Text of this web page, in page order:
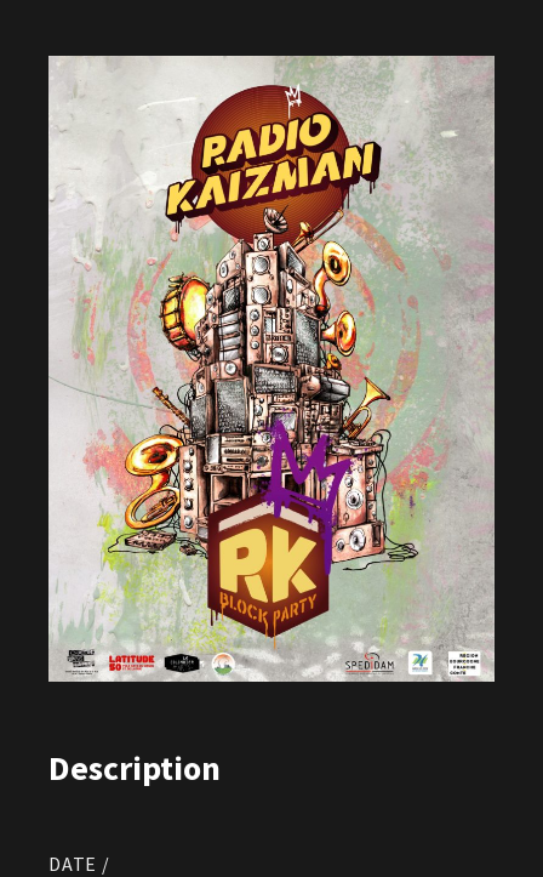
Description
DATE /